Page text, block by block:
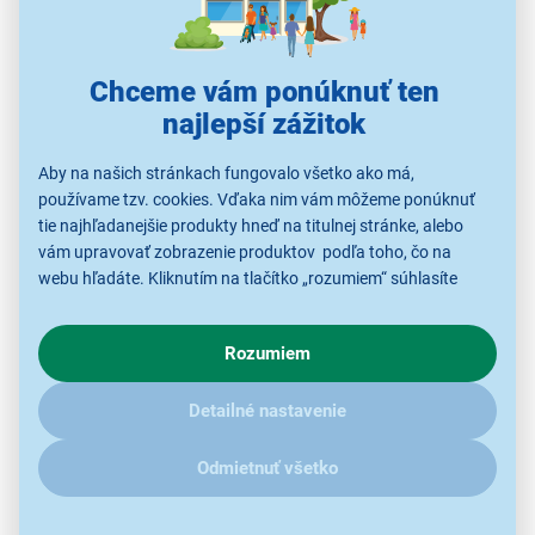
Chceme vám ponúknuť ten
najlepší zážitok
Aby na našich stránkach fungovalo všetko ako má,
používame tzv. cookies. Vďaka nim vám môžeme ponúknuť
tie najhľadanejšie produkty hneď na titulnej stránke, alebo
vám upravovať zobrazenie produktov podľa toho, čo na
webu hľadáte. Kliknutím na tlačítko „rozumiem“ súhlasíte
o chovaní na webe pre zobrazovaní cielených reklám.
V prípade že vás zaujímajú detaily, ako u nás s cookies a
ďalšími údaji pracujeme, kliknitesem.
Rozumiem
Detailné nastavenie
Odmietnuť všetko
Všestranné príslušenstvo
Ručný mixér Russell Hobbs 27140-56s výkonom 500
dve nastavenia rýchlosti
vytvoriť výslednú textúru tak, ako ju máte radi, či už
hodvábne hladkú, alebo nasekanú nahrubo.
Vďaka trom doplnkom z nehrdzavejúcej ocele, ktoré
sa dajú ľahko prehodiť, môžete rýchlo prepínať medzi
mixovaním, sekaním a šľahaním a vytvárať
vynikajúce obedy, večere či desiate.